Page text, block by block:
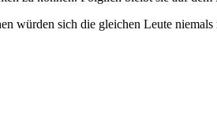
würden sich die gleichen Leute